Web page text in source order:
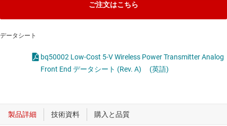
ご注文はこちら
データシート
bq50002 Low-Cost 5-V Wireless Power Transmitter Analog
Front End データシート (Rev. A)
(英語)